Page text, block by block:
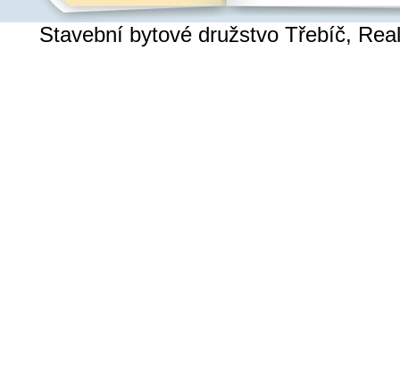
Stavební bytové družstvo Třebíč,